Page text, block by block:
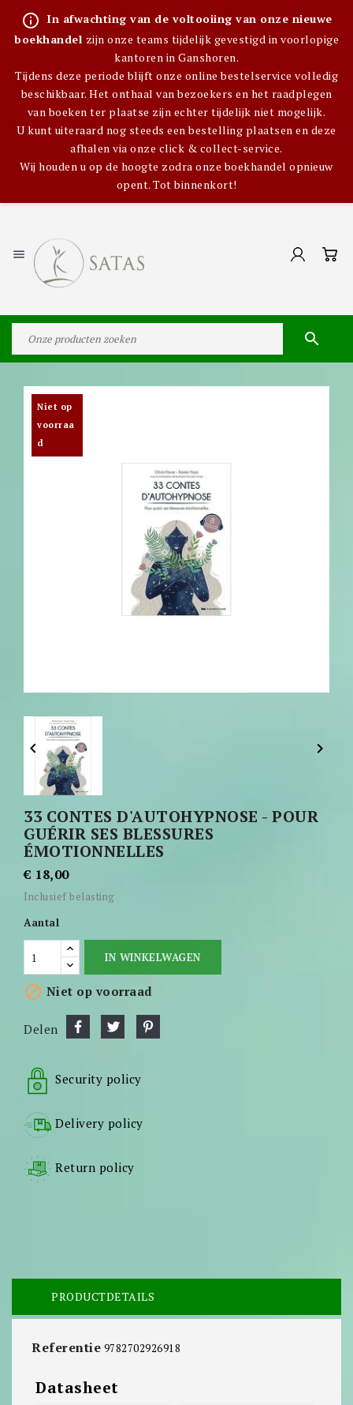
info_outline In afwachting van de voltooiing van onze nieuwe
boekhandel zijn onze teams tijdelijk gevestigd in voorlopige
kantoren in Ganshoren.
Tijdens deze periode blijft onze online bestelservice volledig
beschikbaar. Het onthaal van bezoekers en het raadplegen
van boeken ter plaatse zijn echter tijdelijk niet mogelijk.
U kunt uiteraard nog steeds een bestelling plaatsen en deze
afhalen via onze click & collect-service.
Wij houden u op de hoogte zodra onze boekhandel opnieuw
opent. Tot binnenkort!


Niet op
voorraa
d
 
33 CONTES D'AUTOHYPNOSE - POUR
GUÉRIR SES BLESSURES
ÉMOTIONNELLES
€ 18,00
Inclusief belasting
Aantal
IN WINKELWAGEN
 Niet op voorraad
Delen
Security policy
Delivery policy
Return policy
PRODUCTDETAILS
Referentie 9782702926918
Datasheet